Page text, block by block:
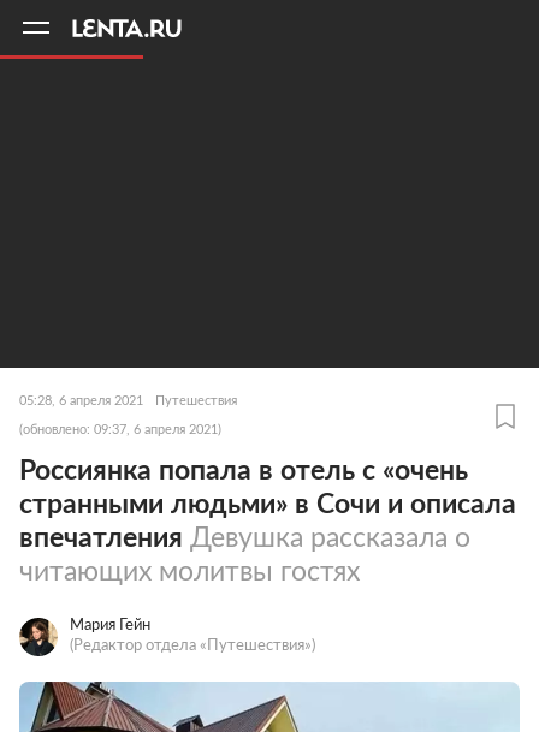
05:28, 6 апреля 2021 Путешествия
(обновлено: 09:37, 6 апреля 2021)
Россиянка попала в отель с «очень
странными людьми» в Сочи и описала
впечатления Девушка рассказала о
читающих молитвы гостях
Мария Гейн
(Редактор отдела «Путешествия»)